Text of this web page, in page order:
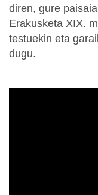
diren, gure
Erakusketa XIX.
testuekin eta
dugu.